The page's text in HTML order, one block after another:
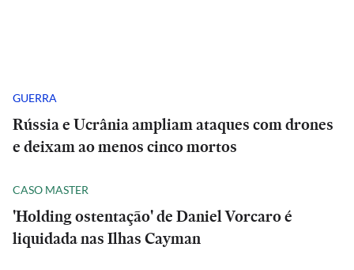
GUERRA
Rússia e Ucrânia ampliam ataques com drones
e deixam ao menos cinco mortos
CASO MASTER
'Holding ostentação' de Daniel Vorcaro é
liquidada nas Ilhas Cayman